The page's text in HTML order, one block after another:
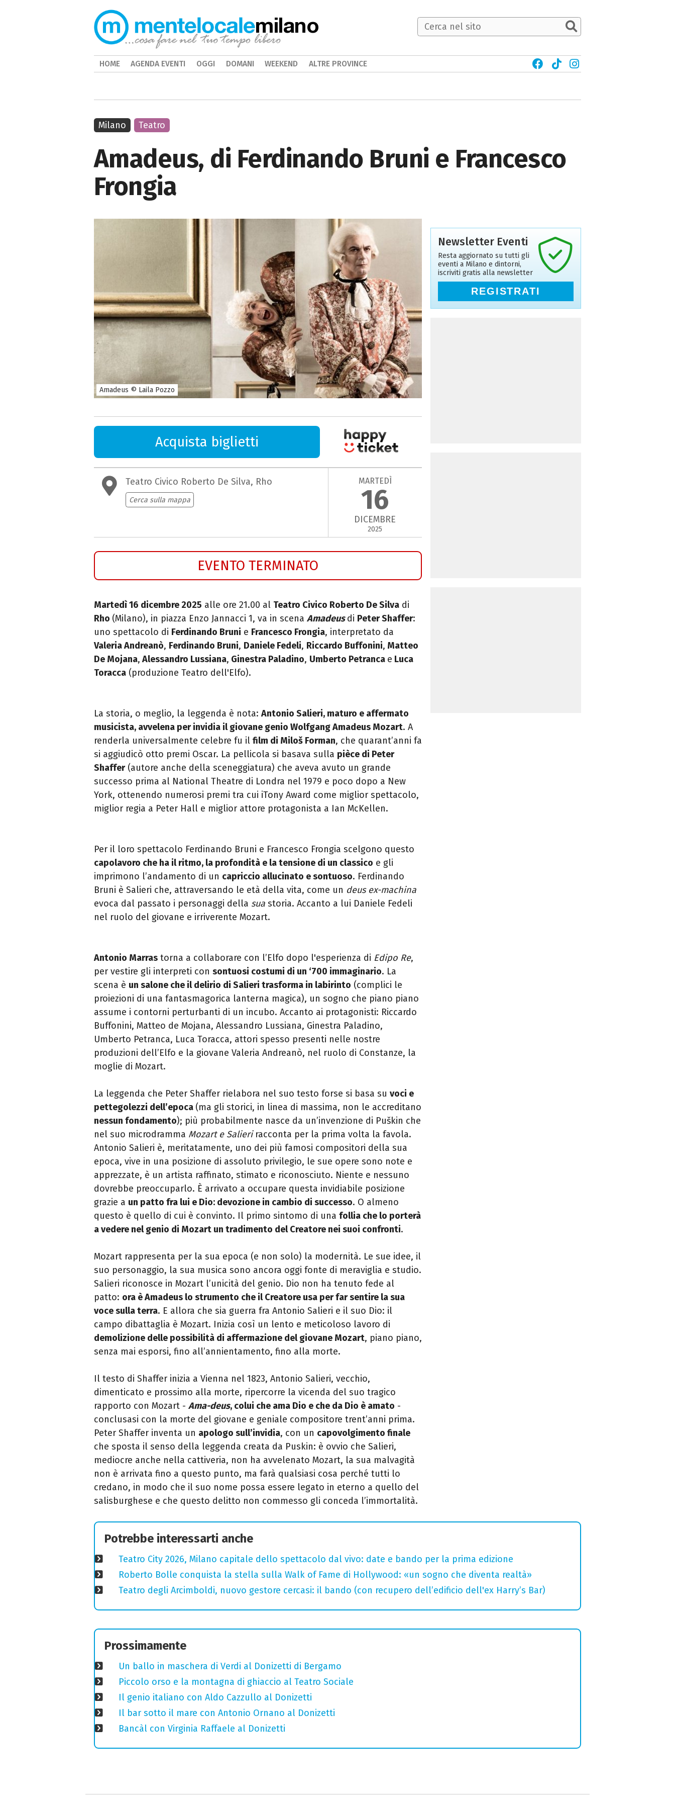
Amadeus, di Ferdinando Bruni e Francesco
Frongia
Amadeus © Laila Pozzo
Acquista biglietti
Teatro Civico Roberto De Silva, Rho
Cerca sulla mappa
MARTEDÌ
16
DICEMBRE
2025
EVENTO TERMINATO
Martedì 16 dicembre 2025 alle ore 21.00 al Teatro Civico Roberto De Silva di
Rho (Milano), in piazza Enzo Jannacci 1, va in scena Amadeusdi Peter Shaffer:
uno spettacolo di Ferdinando Bruni e Francesco Frongia, interpretato da
Valeria Andreanò, Ferdinando Bruni, Daniele Fedeli, Riccardo Buffonini, Matteo
De Mojana, Alessandro Lussiana, Ginestra Paladino, Umberto Petranca e Luca
Toracca (produzione Teatro dell'Elfo).
La storia, o meglio, la leggenda è nota: Antonio Salieri, maturo e affermato
musicista, avvelena per invidia il giovane genio Wolfgang Amadeus Mozart. A
renderla universalmente celebre fu il film di Miloš Forman, che quarant’anni fa
si aggiudicò otto premi Oscar. La pellicola si basava sulla pièce di Peter
Shaffer(autore anche della sceneggiatura) che aveva avuto un grande
successo prima al National Theatre di Londra nel 1979 e poco dopo a New
York, ottenendo numerosi premi tra cui iTony Award come miglior spettacolo,
miglior regia a Peter Hall e miglior attore protagonista a Ian McKellen.
Per il loro spettacolo Ferdinando Bruni e Francesco Frongia scelgono questo
capolavoro che ha il ritmo, la profondità e la tensione di un classico e gli
imprimono l’andamento di un capriccio allucinato e sontuoso. Ferdinando
Bruni è Salieri che, attraversando le età della vita, come un deus ex-machina
evoca dal passato i personaggi della sua storia. Accanto a lui Daniele Fedeli
nel ruolo del giovane e irriverente Mozart.
Antonio Marras torna a collaborare con l’Elfo dopo l'esperienza di Edipo Re,
per vestire gli interpreti con sontuosi costumi di un ‘700 immaginario. La
scena è un salone che ildelirio di Salieri trasforma in labirinto (complici le
proiezioni di una fantasmagorica lanterna magica), un sogno che piano piano
assume i contorni perturbanti di un incubo. Accanto ai protagonisti: Riccardo
Buffonini, Matteo de Mojana, Alessandro Lussiana, Ginestra Paladino,
Umberto Petranca, Luca Toracca, attori spesso presenti nelle nostre
produzioni dell’Elfo e la giovane Valeria Andreanò, nel ruolo di Constanze, la
moglie di Mozart.
La leggenda che Peter Shaffer rielabora nel suo testo forse si basa su voci e
pettegolezzi dell’epoca (ma gli storici, in linea di massima, non le accreditano
nessun fondamento); più probabilmente nasce da un’invenzione di Puškin che
nel suo microdramma Mozart e Salieriracconta per la prima volta la favola.
Antonio Salieri è, meritatamente, uno dei più famosi compositori della sua
epoca, vive in una posizione di assoluto privilegio, le sue opere sono note e
apprezzate, è un artista raffinato, stimato e riconosciuto. Niente e nessuno
dovrebbe preoccuparlo. È arrivato a occupare questa invidiabile posizione
grazie a un patto fra lui e Dio: devozione in cambio di successo. O almeno
questo è quello di cui è convinto. Il primo sintomo di una follia che lo porterà
a vedere nel genio di Mozart un tradimento del Creatore nei suoi confronti.
Mozart rappresenta per la sua epoca (e non solo) la modernità. Le sue idee, il
suo personaggio, la sua musica sono ancora oggi fonte di meraviglia e studio.
Salieri riconosce in Mozart l’unicità del genio. Dio non ha tenuto fede al
patto: ora è Amadeus lo strumento che il Creatore usa per farsentire la sua
voce sulla terra. E allora che sia guerra fra Antonio Salieri e il suo Dio: il
campo dibattaglia è Mozart. Inizia così un lento e meticoloso lavoro di
demolizione delle possibilità di affermazione del giovane Mozart, piano piano,
senza mai esporsi, fino all’annientamento, fino alla morte.
Il testo di Shaffer inizia a Vienna nel 1823, Antonio Salieri, vecchio,
dimenticato e prossimo alla morte, ripercorre la vicenda del suo tragico
rapporto con Mozart - Ama-deus, colui che ama Dio e che da Dio è amato -
conclusasi con la morte del giovane e geniale compositore trent’anni prima.
Peter Shaffer inventa un apologo sull’invidia, con un capovolgimento finale
che sposta il senso della leggenda creata da Puskin: è ovvio che Salieri,
mediocre anche nella cattiveria, non ha avvelenato Mozart, la sua malvagità
non è arrivata fino a questo punto, ma farà qualsiasi cosa perché tutti lo
credano, in modo che il suo nome possa essere legato in eterno a quello del
salisburghese e che questo delitto non commesso gli conceda l’immortalità.
Milano Teatro
Newsletter Eventi
Resta aggiornato su tutti gli
eventi a Milano e dintorni,
iscriviti gratis alla newsletter
REGISTRATI
Potrebbe interessarti anche
Teatro City 2026, Milano capitale dello spettacolo dal vivo: date e bando per la prima edizione
Roberto Bolle conquista la stella sulla Walk of Fame di Hollywood: «un sogno che diventa realtà»
Teatro degli Arcimboldi, nuovo gestore cercasi: il bando (con recupero dell’edificio dell'ex Harry’s Bar)
Prossimamente
Un ballo in maschera di Verdi al Donizetti di Bergamo
Piccolo orso e la montagna di ghiaccio al Teatro Sociale
Il genio italiano con Aldo Cazzullo al Donizetti
Il bar sotto il mare con Antonio Ornano al Donizetti
Bancàl con Virginia Raffaele al Donizetti
milano
HOME AGENDA EVENTI OGGI DOMANI WEEKEND ALTRE PROVINCE